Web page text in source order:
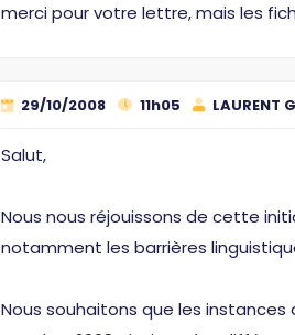
merci pour votre lettre, mais les
29/10/2008 11h05 LAURENT
Salut,
Nous nous réjouissons de cette
notamment les barrières
Nous souhaitons que les instances